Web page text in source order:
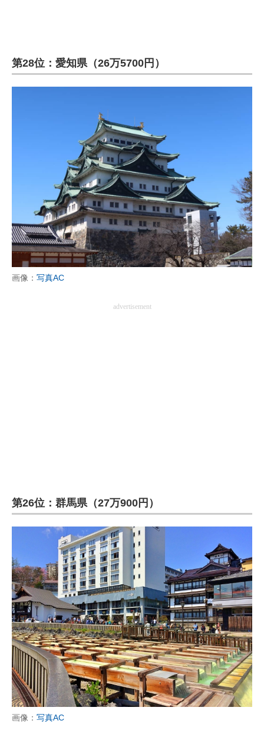
電子設計の基本と応用
ちょっと気になるネットの話題
第28位：愛知県（26万5700円）
画像： 写真AC
advertisement
第26位：群馬県（27万900円）
画像： 写真AC